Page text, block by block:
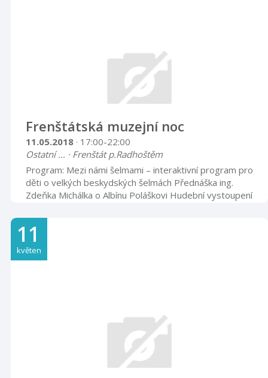
Frenštátská muzejní noc
11.05.2018 · 17:00-22:00
Ostatní ... · Frenštát p.Radhoštěm
Program: Mezi námi šelmami – interaktivní program pro
děti o velkých beskydských šelmách Přednáška ing.
Zdeňka Michálka o Albínu Poláškovi Hudební vystoupení
prohlídka stálých expozic, úkoly pro malé i velké,
střelba na laserové střelnici, výstava Jan Hrnčárek: Z
malířské tvorby. Závěrečné ukončení v podkroví muzea.
Zvýhodněné vstupné: dospělí 30,- Kč, děti 10,- Kč
11
květen